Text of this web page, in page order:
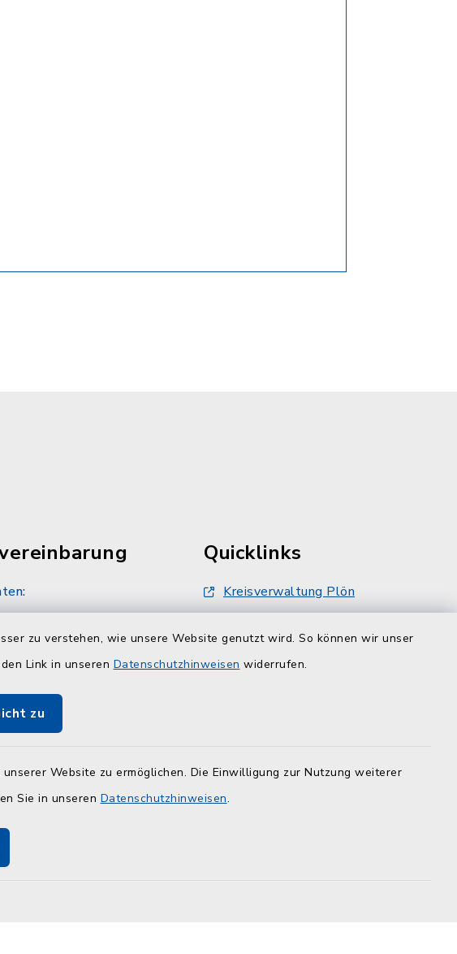
zu verstehen, wie unsere Website genutzt wird. So können wir unser
Link in unseren Datenschutzhinweisen widerrufen.
zu
Website zu ermöglichen. Die Einwilligung zur Nutzung weiterer
Sie in unseren Datenschutzhinweisen.
Wohngeldamt nur
Vereinbarung
5979-11 oder -12
Quicklinks
Kreisverwaltung Plön
ZuFiSH